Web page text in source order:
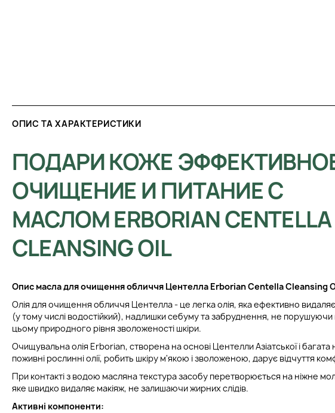
ОПИС ТА ХАРАКТЕРИСТИКИ
ПОДАРИ КОЖЕ
ОЧИЩЕНИЕ И ПИТАНИЕ С
МАСЛОМ ERBORIAN CENTELLA
CLEANSING OIL
Опис масла для очищення обличчя Центелла Erborian Centella Cleansing
Олія для очищення обличчя Центелла - це легка олія, яка ефективно
(у тому числі водостійкий), надлишки себуму та забруднення, не порушуючи
цьому природного рівня зволоженості шкіри.
Очищувальна олія Erborian, створена на основі Центелли Азіатської і багата
поживні рослинні олії, робить шкіру м'якою і зволоженою, дарує відчуття
При контакті з водою масляна текстура засобу перетворюється на ніжне
яке швидко видаляє макіяж, не залишаючи жирних слідів.
Активні компоненти: